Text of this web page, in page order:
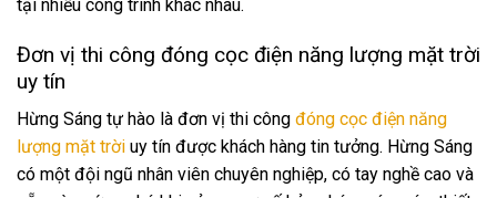
tại nhiều công trình khác nhau.
Đơn vị thi công đóng cọc điện năng lượng mặt trời
uy tín
Hừng Sáng tự hào là đơn vị thi công đóng cọc điện năng
lượng mặt trời uy tín được khách hàng tin tưởng. Hừng Sáng
có một đội ngũ nhân viên chuyên nghiệp, có tay nghề cao và